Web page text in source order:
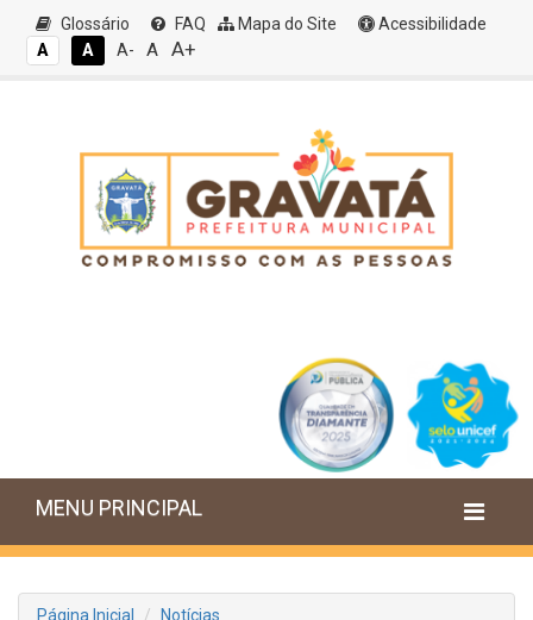
Glossário FAQ Mapa do Site
Acessibilidade
A
A A- A A+
MENU PRINCIPAL
Página Inicial
Notícias